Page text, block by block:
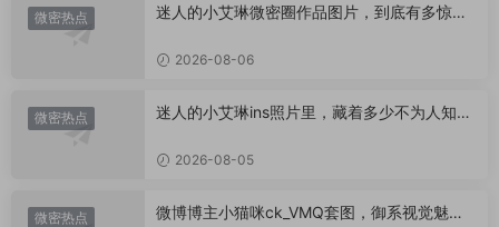
微密热点
迷人的小艾琳微密圈作品图片，到底有多惊
2026-08-06
微密热点
迷人的小艾琳ins照片里，藏着多少不为人知的
2026-08-05
微密热点
微博博主小猫咪ck_VMQ套图，御系视觉魅力